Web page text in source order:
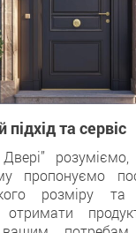
підхід та сервіс
пропонуємо
розміру та